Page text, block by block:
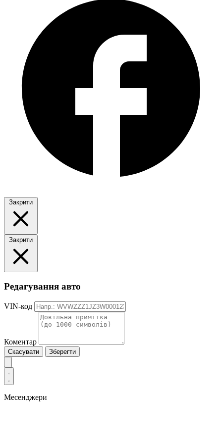
Закрити
Закрити
Редагування авто
VIN-код
Коментар
Скасувати Зберегти
Месенджери